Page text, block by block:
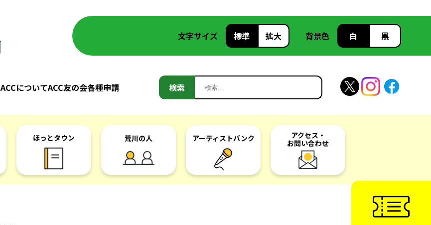
文字サイズ 標準 拡大 背景色 白 黒
ACCについてACC友の会各種申請 検索
ほっとタウン 荒川の人 アーティストバンク
アクセス・
お問い合わせ